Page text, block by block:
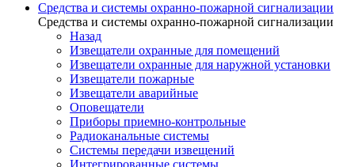
Средства и системы охранно-пожарной сигнализации
Средства и системы охранно-пожарной сигнализации
Назад
Извещатели охранные для помещений
Извещатели охранные для наружной установки
Извещатели пожарные
Извещатели аварийные
Оповещатели
Приборы приемно-контрольные
Радиоканальные системы
Системы передачи извещений
Интегрированные системы